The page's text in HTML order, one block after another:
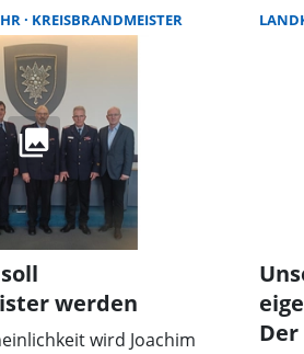
Schaumburg. Die
im
wählte Muth
Funktion. Grote wurde
ernannt.
das
mit
KREISBRANDMEISTER
werden
wird Joachim